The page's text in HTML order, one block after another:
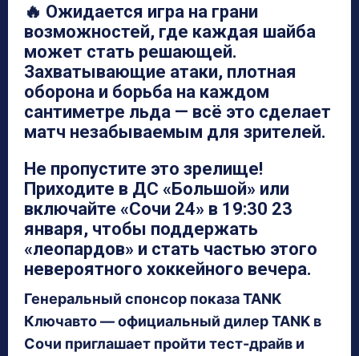
🔥 Ожидается игра на грани
возможностей, где каждая шайба
может стать решающей.
Захватывающие атаки, плотная
оборона и борьба на каждом
сантиметре льда — всё это сделает
матч незабываемым для зрителей.
Не пропустите это зрелище!
Приходите в ДС «Большой» или
включайте «Сочи 24» в 19:30 23
января, чтобы поддержать
«леопардов» и стать частью этого
невероятного хоккейного вечера.
Генеральный спонсор показа TANK
Ключавто — официальный дилер TANK в
Сочи приглашает пройти тест-драйв и